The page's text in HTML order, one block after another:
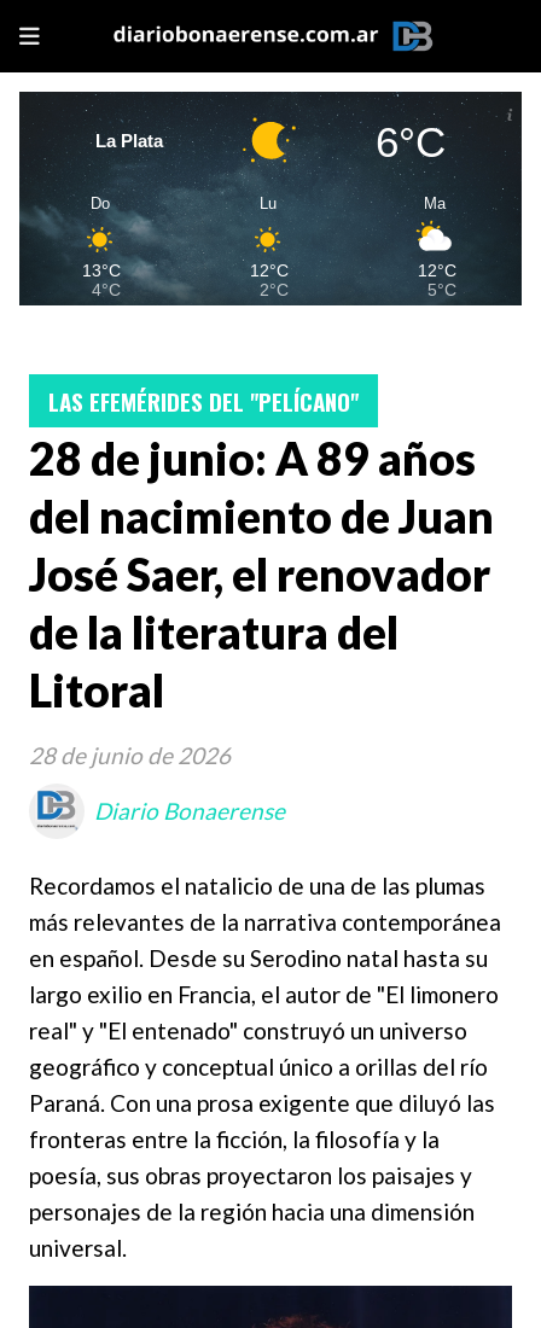
La Plata 6°C
Do
13°C
4°C
Lu
12°C
2°C
Ma
12°C
5°C
28 de junio: A 89 años
del nacimiento de Juan
José Saer, el renovador
de la literatura del
Litoral
Recordamos el natalicio de una de las plumas
más relevantes de la narrativa contemporánea
en español. Desde su Serodino natal hasta su
largo exilio en Francia, el autor de "El limonero
real" y "El entenado" construyó un universo
geográfico y conceptual único a orillas del río
Paraná. Con una prosa exigente que diluyó las
fronteras entre la ficción, la filosofía y la
poesía, sus obras proyectaron los paisajes y
personajes de la región hacia una dimensión
universal.
LAS EFEMÉRIDES DEL "PELÍCANO"
28 de junio de 2026
Diario Bonaerense